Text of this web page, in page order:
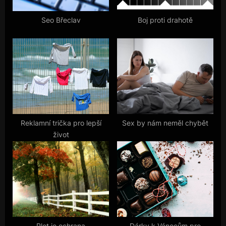
Seo Břeclav Boj proti drahotě
Reklamní trička pro lepší
život
Sex by nám neměl chybět